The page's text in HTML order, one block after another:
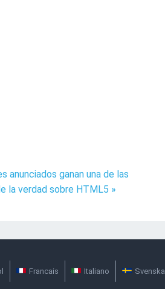
anunciados ganan una de las
la verdad sobre HTML5 »
Francais Italiano Svenska